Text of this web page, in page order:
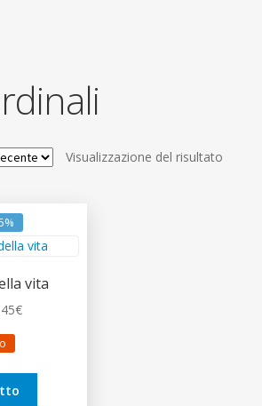
Visualizzazione del risultato
vita
€Il